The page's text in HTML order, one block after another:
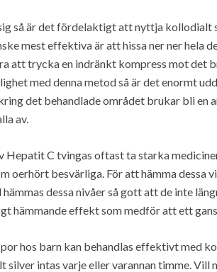
så är det fördelaktigt att nyttja kollodialt
mest effektiva är att hissa ner ner hela
att trycka en indränkt kompress mot det
med denna metod så är det enormt
det behandlade området brukar bli en
av.
Hepatit C tvingas oftast ta starka
oerhört besvärliga. För att hämma dessa
hämmas dessa nivåer så gott att de inte
hämmande effekt som medför att ett
hos barn kan behandlas effektivt med
silver intas varje eller varannan timme. Vill